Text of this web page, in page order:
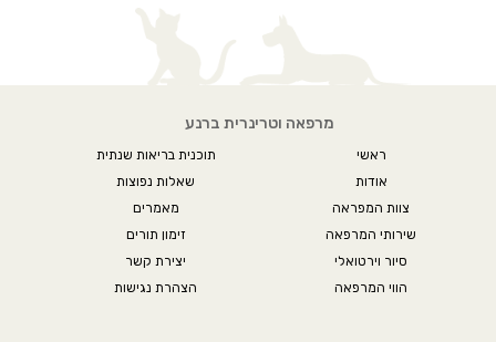
מרפאה וטרינרית ברנע
ראשי
אודות
צוות המפראה
שירותי המרפאה
סיור וירטואלי
הווי המרפאה
תוכנית בריאות שנתית
שאלות נפוצות
מאמרים
זימון תורים
יצירת קשר
הצהרת נגישות